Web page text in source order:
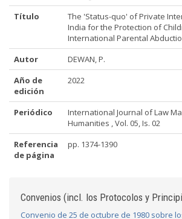
Título
The 'Status-quo' of Private
India for the Protection of
International Parental
Autor
DEWAN, P.
Año de
edición
2022
Periódico
International Journal of Law
Humanities , Vol. 05, Is. 02
Referencia
de página
pp. 1374-1390
Convenios (incl. los Protocolos y
Convenio de 25 de octubre de 1980 sobre